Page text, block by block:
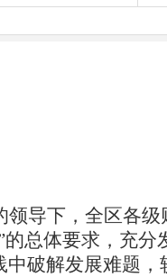
领导下，全区各
的总体要求，充
中破解发展难题